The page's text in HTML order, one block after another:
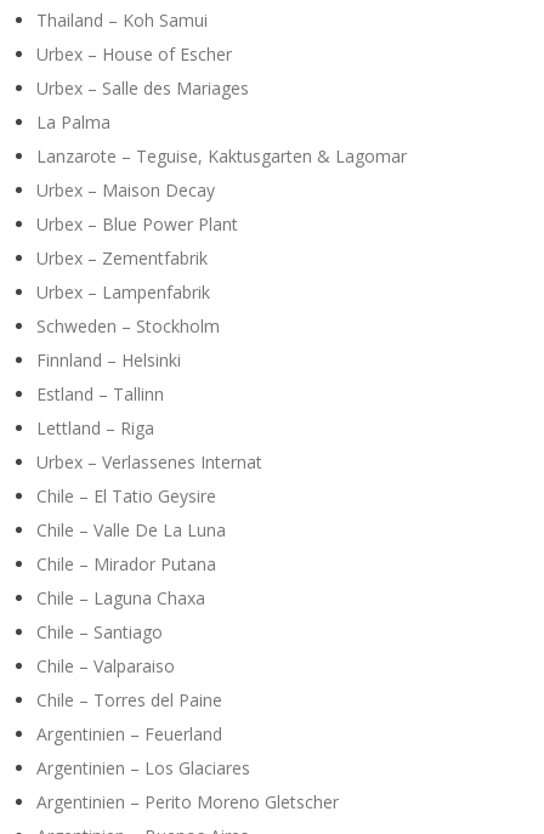
Thailand – Koh Samui
Urbex – House of Escher
Urbex – Salle des Mariages
La Palma
Lanzarote – Teguise, Kaktusgarten & Lagomar
Urbex – Maison Decay
Urbex – Blue Power Plant
Urbex – Zementfabrik
Urbex – Lampenfabrik
Schweden – Stockholm
Finnland – Helsinki
Estland – Tallinn
Lettland – Riga
Urbex – Verlassenes Internat
Chile – El Tatio Geysire
Chile – Valle De La Luna
Chile – Mirador Putana
Chile – Laguna Chaxa
Chile – Santiago
Chile – Valparaiso
Chile – Torres del Paine
Argentinien – Feuerland
Argentinien – Los Glaciares
Argentinien – Perito Moreno Gletscher